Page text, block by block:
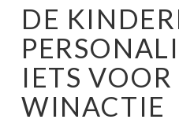
DE
IETS VOOR
WINACTIE